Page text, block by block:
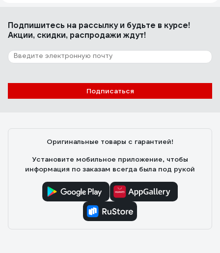
Подпишитесь на рассылкуи будьте в курсе!
Акции, скидки, распродажи ждут!
Подписаться
Оригинальные товары с гарантией!
Установите мобильное приложение, чтобы
информация по заказам всегда была под рукой